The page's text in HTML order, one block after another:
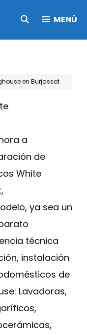
MENÚ
en Burjassot
a
de
White
ya sea un
técnica
instalación
de
Lavadoras,